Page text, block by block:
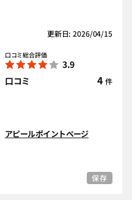
更新日: 2026/04/15
口コミ総合評価
3.9
口コミ
4 件
アピールポイントページ
保存